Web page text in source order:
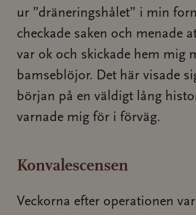
ur ”dräneringshålet” i min
checkade saken och menade
var ok och skickade hem mig
bamseblöjor. Det här visade
början på en väldigt lång
varnade mig för i förväg.
Konvalescensen
Veckorna efter operationen